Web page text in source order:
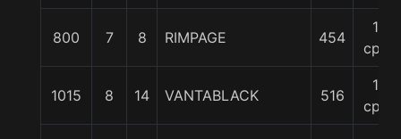
800 7 8 RIMPAGE 454
10
cpos
1015 8 14 VANTABLACK 516
10
cpos